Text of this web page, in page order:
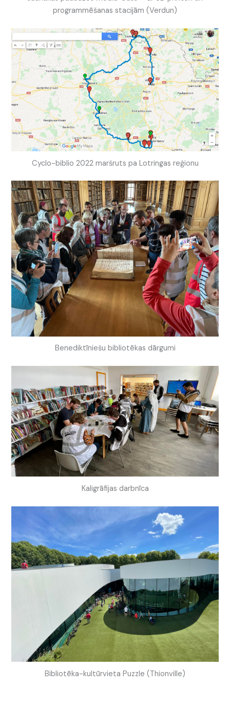
programmēšanas stacijām (Verdun)
Cyclo-biblio 2022 maršruts pa Lotringas reģionu
Benediktīniešu bibliotēkas dārgumi
Kaligrāfijas darbnīca
Bibliotēka-kultūrvieta Puzzle (Thionville)